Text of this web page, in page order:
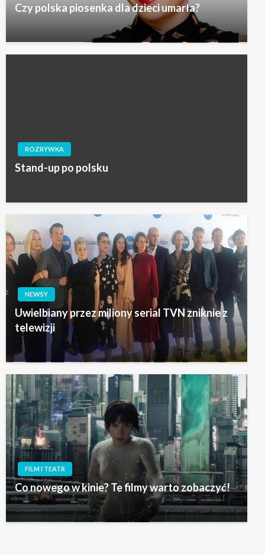
Czy polska piosenka dla dzieci umarła?
ROZRYWKA
Stand-up po polsku
NEWSY
Uwielbiany przez miliony serial TVN zniknie z
telewizji
FILM I TEATR
Co nowego w kinie? Te filmy warto zobaczyć!